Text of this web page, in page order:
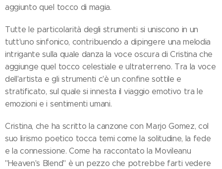
aggiunto quel tocco di magia.
Tutte le particolarità degli strumenti si uniscono in un
tutt'uno sinfonico, contribuendo a dipingere una melodia
intrigante sulla quale danza la voce oscura di Cristina che
aggiunge quel tocco celestiale e ultraterreno. Tra la voce
dell'artista e gli strumenti c'è un confine sottile e
stratificato, sul quale si innesta il viaggio emotivo tra le
emozioni e i sentimenti umani.
Cristina, che ha scritto la canzone con Marjo Gomez, col
suo lirismo poetico tocca temi come la solitudine, la fede
e la connessione. Come ha raccontato la Movileanu
"Heaven's Blend" è un pezzo che potrebbe farti vedere